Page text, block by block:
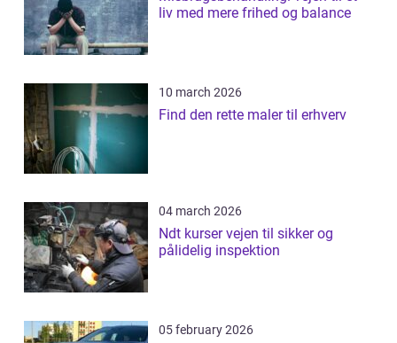
liv med mere frihed og balance
10 march 2026
Find den rette maler til erhverv
04 march 2026
Ndt kurser vejen til sikker og
pålidelig inspektion
05 february 2026